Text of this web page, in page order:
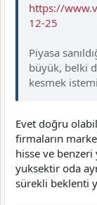
https://
12-25
Piyasa
büyük, belki
kesmek
Evet doğru
firmaların
hisse ve
yuksektir oda
sürekli beklenti